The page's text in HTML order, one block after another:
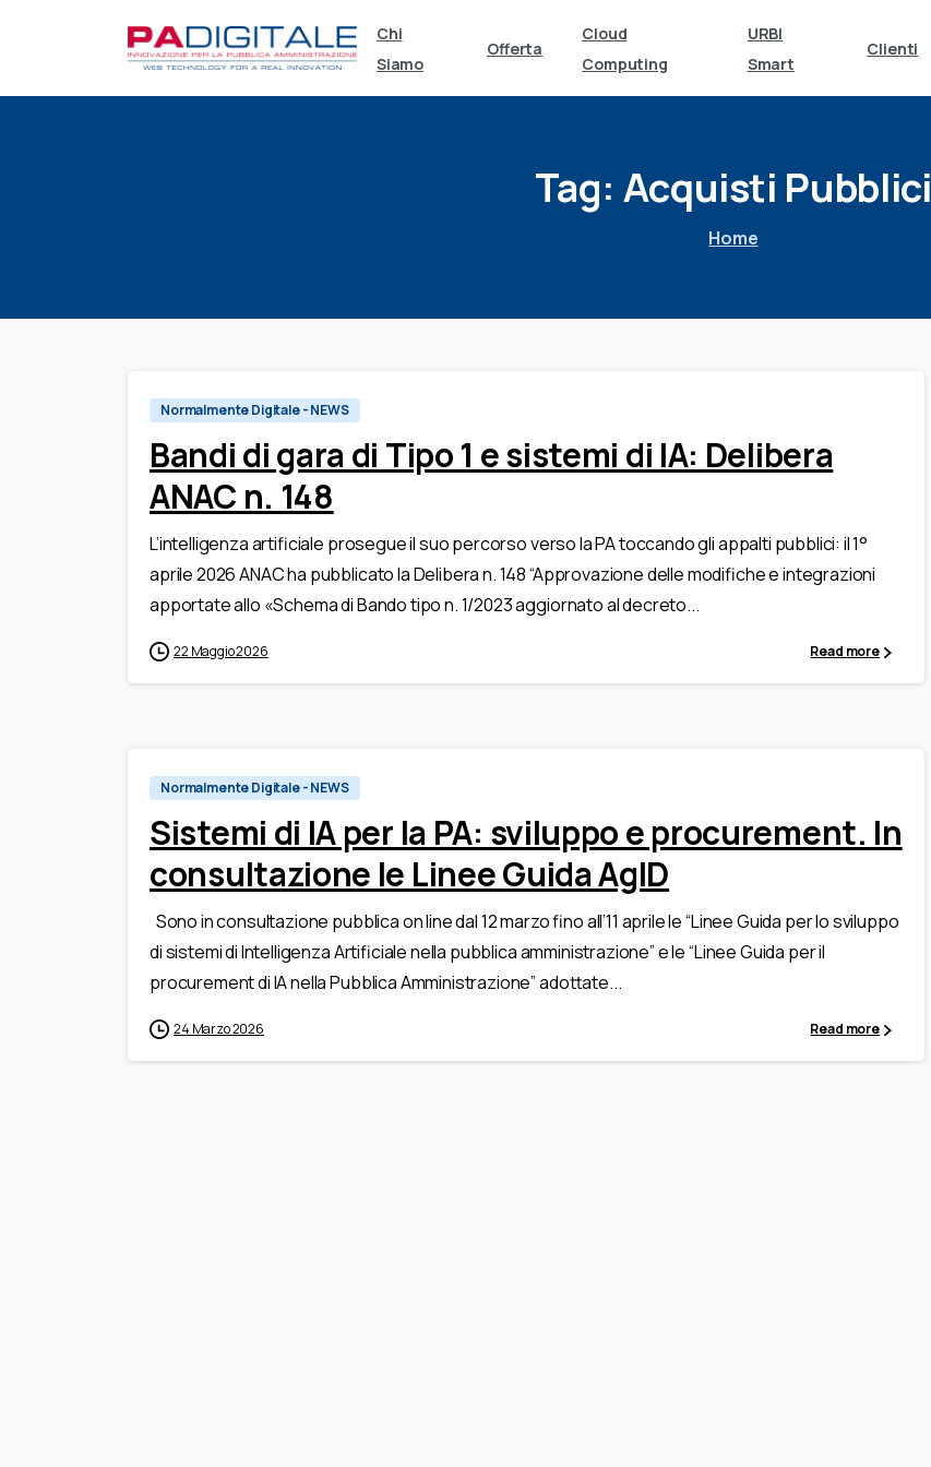
Chi
Siamo
Offerta
Cloud
Computing
URBI
Smart
Clienti
Tag: Acquisti Pubblici
Home
Normalmente Digitale - NEWS
Bandi di gara di Tipo 1 e sistemi di IA: Delibera
ANAC n. 148
L’intelligenza artificiale prosegue il suo percorso verso la PA toccando gli appalti pubblici: il 1°
aprile 2026 ANAC ha pubblicato la Delibera n. 148 “Approvazione delle modifiche e integrazioni
apportate allo «Schema di Bando tipo n. 1/2023 aggiornato al decreto...
22 Maggio 2026 Read more
Normalmente Digitale - NEWS
Sistemi di IA per la PA: sviluppo e procurement. In
consultazione le Linee Guida AgID
Sono in consultazione pubblica on line dal 12 marzo fino all’11 aprile le “Linee Guida per lo sviluppo
di sistemi di Intelligenza Artificiale nella pubblica amministrazione” e le “Linee Guida per il
procurement di IA nella Pubblica Amministrazione” adottate...
24 Marzo 2026 Read more